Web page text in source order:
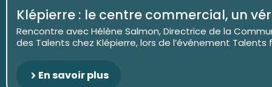
Klépierre : le centre commercial, un
Rencontre avec Hélène Salmon, Directrice de la
des Talents chez Klépierre, lors de l’événement Talents
En savoir plus